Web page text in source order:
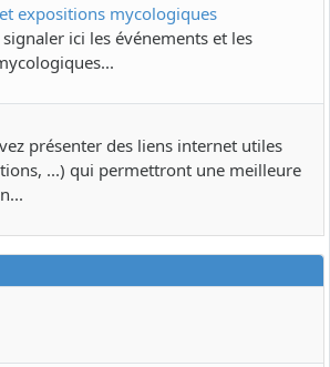
expositions mycologiques
ici les événements et les
présenter des liens internet utiles
...) qui permettront une meilleure